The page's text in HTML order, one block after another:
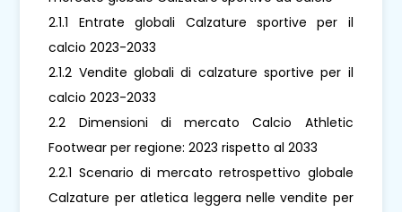
2.1.1 Entrate globali Calzature sportive per il
calcio 2023-2033
2.1.2 Vendite globali di calzature sportive per il
calcio 2023-2033
2.2 Dimensioni di mercato Calcio Athletic
Footwear per regione: 2023 rispetto al 2033
2.2.1 Scenario di mercato retrospettivo globale
Calzature per atletica leggera nelle vendite per